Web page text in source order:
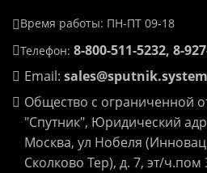
Время работы: ПН-ПТ 09-18
Телефон: 8-800-511-5232, 8-
Email:
Общество с ограниченной
"Спутник", Юридический
Москва, ул Нобеля
Сколково Тер), д. 7, эт/